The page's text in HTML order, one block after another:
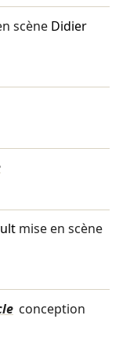
scène Didier
mise en scène
conception